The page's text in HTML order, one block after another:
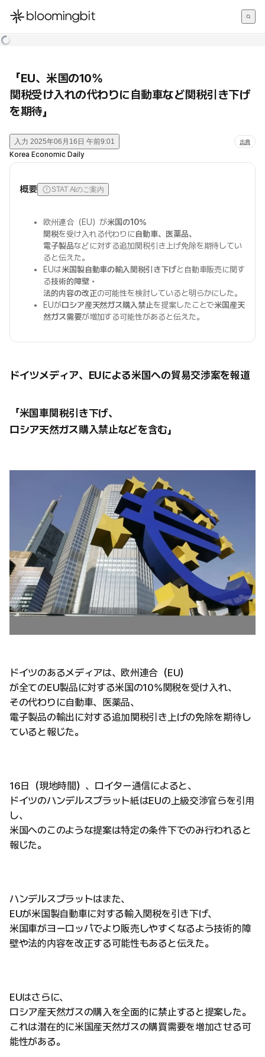
한국어
「EU、米国の10%
関税受け入れの代わりに自動車など関税引き下げ
を期待」
入力 2025年06月16日 午前9:01 出典
Korea Economic Daily
概要 STAT AIのご案内
欧州連合（EU）が米国の10%
関税を受け入れる代わりに自動車、医薬品、
電子製品などに対する追加関税引き上げ免除を期待してい
ると伝えた。
EUは米国製自動車の輸入関税引き下げと自動車販売に関す
る技術的障壁・
法的内容の改正の可能性を検討していると明らかにした。
EUがロシア産天然ガス購入禁止を提案したことで米国産天
然ガス需要が増加する可能性があると伝えた。
ドイツメディア、EUによる米国への貿易交渉案を報道
「米国車関税引き下げ、
ロシア天然ガス購入禁止などを含む」
ドイツのあるメディアは、欧州連合（EU）
が全てのEU製品に対する米国の10%関税を受け入れ、
その代わりに自動車、医薬品、
電子製品の輸出に対する追加関税引き上げの免除を期待し
ていると報じた。
16日（現地時間）、ロイター通信によると、
ドイツのハンデルスブラット紙はEUの上級交渉官らを引用
し、
米国へのこのような提案は特定の条件下でのみ行われると
報じた。
ハンデルスブラットはまた、
EUが米国製自動車に対する輸入関税を引き下げ、
米国車がヨーロッパでより販売しやすくなるよう技術的障
壁や法的内容を改正する可能性もあると伝えた。
EUはさらに、
ロシア産天然ガスの購入を全面的に禁止すると提案した。
これは潜在的に米国産天然ガスの購買需要を増加させる可
能性がある。